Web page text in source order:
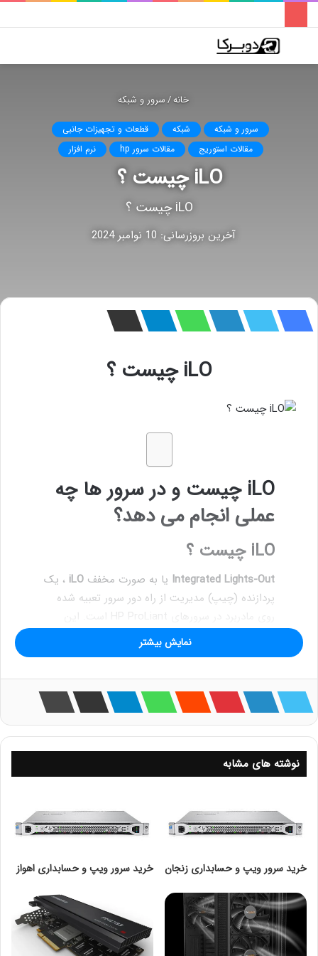
پوسته
فهرست
خانه/سرور و شبکه
سرور و شبکه شبکه
قطعات و تجهیزات جانبی
مقالات استوریج
مقالات سرور hp نرم افزار
iLO چیست ؟
iLO چیست ؟
آخرین بروزرسانی: 10 نوامبر 2024
iLO چیست ؟
iLO چیست و در سرور ها چه
عملی انجام می دهد؟
iLO چیست ؟
Integrated Lights-Out یا به صورت مخفف iLO ، یک
پردازنده (چیپ) مدیریت از راه دور سرور تعبیه شده
تکنولوژی امکان مشاهده ، کنترل و مدیریت
HPاز راه دور را فراهم می­ کند.
HP iLO یک ابزار قدرتمند است که راه­‌‌های مختلفی را
برای پیکربندی، به روز رسانی، مشاهده (مانیتورینگ) و
اجرا از راه دور در اختیار کاربر قرار می­ دهد.
می‌شود، دارای امکانات و ویژگی‌های بهتری بوده که
نسل این سرورها (نسل 10 در هنگام آپدیت این
مطلب) iLO نسخه 5 معرفی شده است که دارای
جدول نسخه‌های iLO براساس نسل
سرور
در این جدول نسخه‌های معرفی شده iLO در هر نسل
نمایش بیشتر
نوشته های مشابه
خرید سرور ویپ و حسابداری زنجان خرید سرور ویپ و حسابداری اهواز